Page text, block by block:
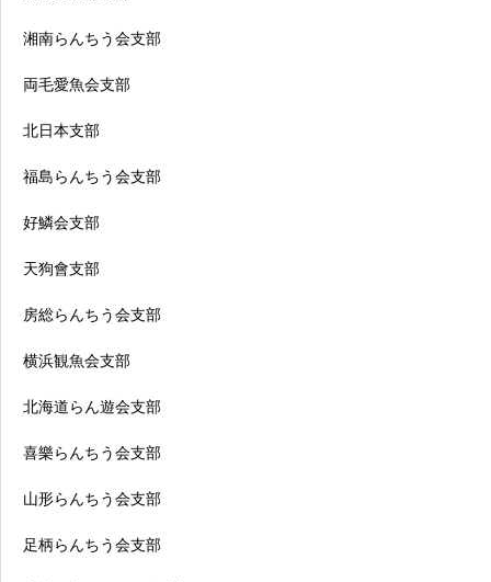
湘南らんちう会支部
両毛愛魚会支部
北日本支部
福島らんちう会支部
好鱗会支部
天狗會支部
房総らんちう会支部
横浜観魚会支部
北海道らん遊会支部
喜樂らんちう会支部
山形らんちう会支部
足柄らんちう会支部